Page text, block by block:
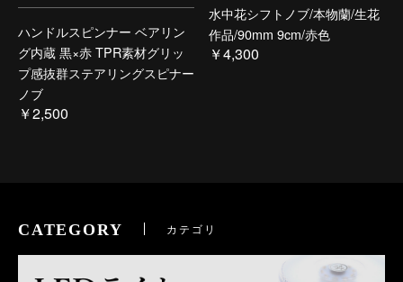
ハンドルスピンナー ベアリン
グ内蔵 黒×赤 TPR素材グリッ
プ感抜群ステアリングスピナー
ノブ
￥2,500
水中花シフトノブ/本物蘭/生花
作品/90mm 9cm/赤色
￥4,300
CATEGORY カテゴリ